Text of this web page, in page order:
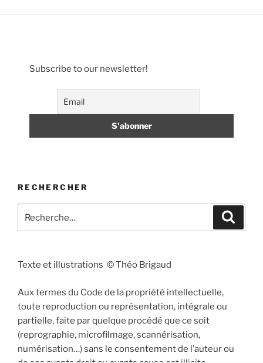
de
N°3 »
Subscribe to our newsletter!
RECHERCHER
pour
Texte et illustrations © Théo Brigaud
Aux termes du Code de la propriété intellectuelle,
toute reproduction ou représentation, intégrale ou
partielle, faite par quelque procédé que ce soit
(reprographie, microfilmage, scannérisation,
numérisation…) sans le consentement de l’auteur ou